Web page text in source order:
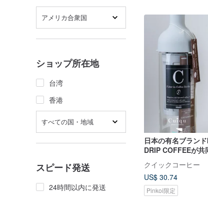
アメリカ合衆国
ショップ所在地
台湾
香港
すべての国・地域
スピード発送
24時間以内に発送
日本の有名ブラン
DRIP COFFEEが共
クイックコーヒー
US$ 30.74
Pinkoi限定